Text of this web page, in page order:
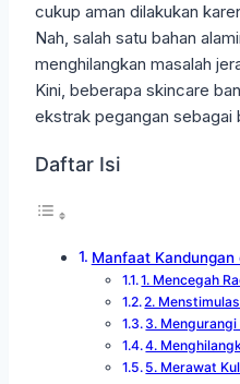
cukup aman dilakukan
Nah, salah satu bahan
menghilangkan masalah
Kini, beberapa skincare
ekstrak pegangan sebagai
Daftar Isi
Manfaat Kandungan
1. Mencegah
2.
3.
4.
5. Merawat